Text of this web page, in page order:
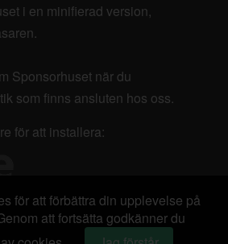
i en minifierad version,
Sponsorhuset när du
som finns ansluten hos oss.
för att installera:
för att förbättra din upplevelse på
att fortsätta godkänner du